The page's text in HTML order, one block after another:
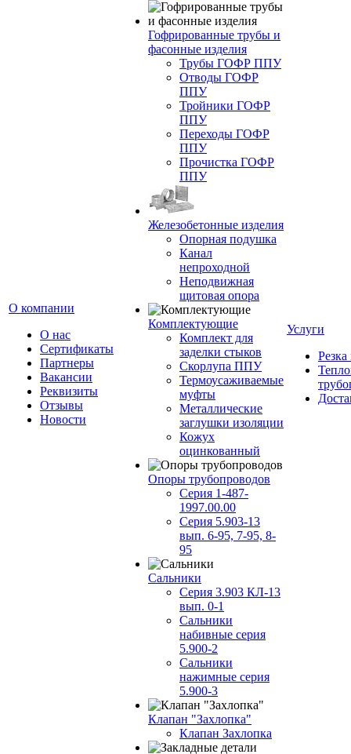
О компании
О нас
Сертификаты
Партнеры
Вакансии
Реквизиты
Отзывы
Новости
Гофрированные трубы и
фасонные изделия
Трубы ГОФР ППУ
Отводы ГОФР
ППУ
Тройники ГОФР
ППУ
Переходы ГОФР
ППУ
Прочистка ГОФР
ППУ
Железобетонные изделия
Опорная подушка
Канал
непроходной
Неподвижная
щитовая опора
Комплектующие
Комплект для
заделки стыков
Скорлупа ППУ
Термоусаживаемые
муфты
Металлические
заглушки изоляции
Кожух
оцинкованный
Опоры трубопроводов
Серия 1-487-
1997.00.00
Серия 5.903-13
вып. 6-95, 7-95, 8-
95
Сальники
Серия 3.903 КЛ-13
вып. 0-1
Сальники
набивные серия
5.900-2
Сальники
нажимные серия
5.900-3
Клапан "Захлопка"
Клапан Захлопка
Услуги
Резка